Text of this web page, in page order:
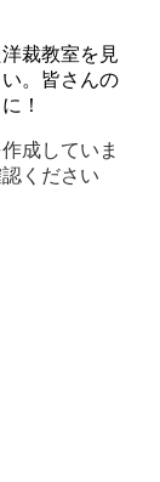
裁教室を見
。皆さんの
！
成していま
ください